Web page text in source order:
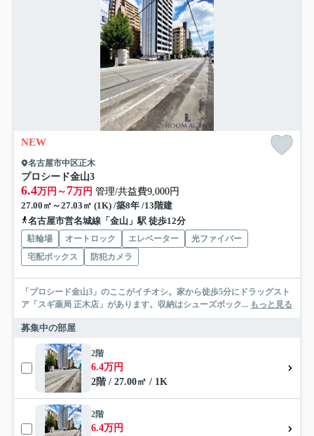
NEW
名古屋市中区正木
プロシード金山3
6.4万円～ 7万円 管理/共益費9,000円
27.00㎡～27.03㎡ (1K) /築8年 /13階建
名古屋市営名城線「金山」駅 徒歩12分
駐輪場 オートロック エレベーター
光ファイバー
宅配ボックス
防犯カメラ
「プロシード金山3」のここがイチオシ。家から徒歩5分にドラッグスト
ア「スギ薬局 正木店」があります。収納はシューズボック... もっと見る
募集中の部屋
2階
6.4万円
2階 / 27.00㎡ / 1K
2階
6.4万円